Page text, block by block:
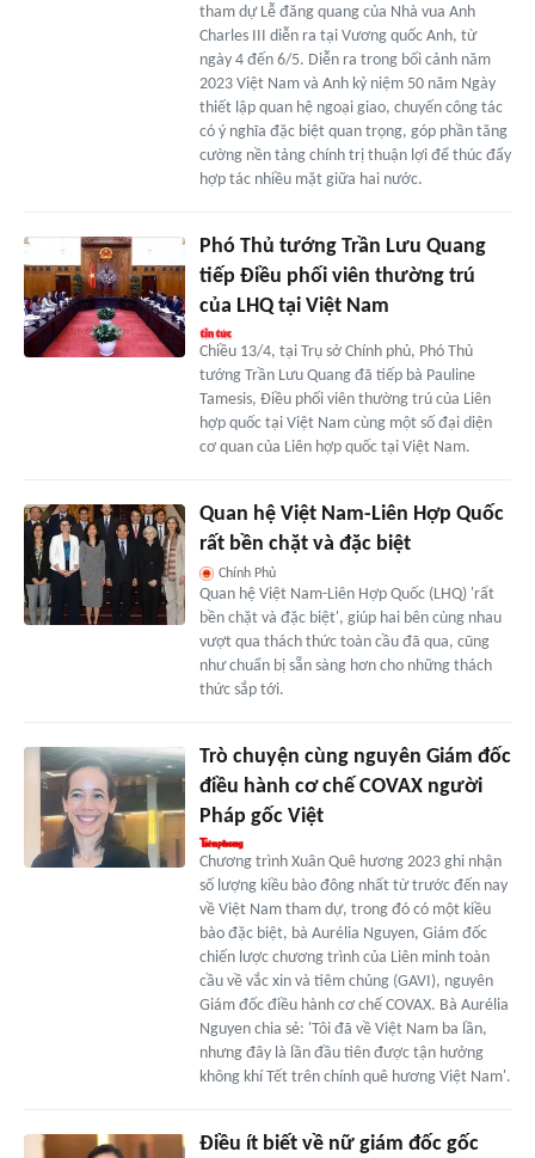
tham dự Lễ đăng quang của Nhà vua Anh
Charles III diễn ra tại Vương quốc Anh, từ
ngày 4 đến 6/5. Diễn ra trong bối cảnh năm
2023 Việt Nam và Anh kỷ niệm 50 năm Ngày
thiết lập quan hệ ngoại giao, chuyến công tác
có ý nghĩa đặc biệt quan trọng, góp phần tăng
cường nền tảng chính trị thuận lợi để thúc đẩy
hợp tác nhiều mặt giữa hai nước.
Phó Thủ tướng Trần Lưu Quang
tiếp Điều phối viên thường trú
của LHQ tại Việt Nam
Chiều 13/4, tại Trụ sở Chính phủ, Phó Thủ
tướng Trần Lưu Quang đã tiếp bà Pauline
Tamesis, Điều phối viên thường trú của Liên
hợp quốc tại Việt Nam cùng một số đại diện
cơ quan của Liên hợp quốc tại Việt Nam.
Quan hệ Việt Nam-Liên Hợp Quốc
rất bền chặt và đặc biệt
Chính Phủ
Quan hệ Việt Nam-Liên Hợp Quốc (LHQ) 'rất
bền chặt và đặc biệt', giúp hai bên cùng nhau
vượt qua thách thức toàn cầu đã qua, cũng
như chuẩn bị sẵn sàng hơn cho những thách
thức sắp tới.
Trò chuyện cùng nguyên Giám đốc
điều hành cơ chế COVAX người
Pháp gốc Việt
Chương trình Xuân Quê hương 2023 ghi nhận
số lượng kiều bào đông nhất từ trước đến nay
về Việt Nam tham dự, trong đó có một kiều
bào đặc biệt, bà Aurélia Nguyen, Giám đốc
chiến lược chương trình của Liên minh toàn
cầu về vắc xin và tiêm chủng (GAVI), nguyên
Giám đốc điều hành cơ chế COVAX. Bà Aurélia
Nguyen chia sẻ: 'Tôi đã về Việt Nam ba lần,
nhưng đây là lần đầu tiên được tận hưởng
không khí Tết trên chính quê hương Việt Nam'.
Điều ít biết về nữ giám đốc gốc